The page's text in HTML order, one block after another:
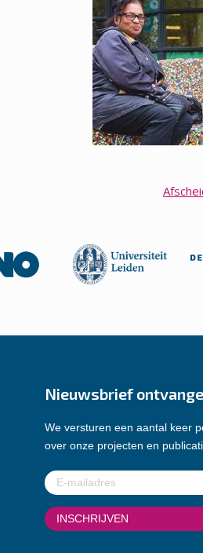
Nieuwsbrief
We versturen een aantal keer
over onze projecten en
E-
mailadres(Vereist)